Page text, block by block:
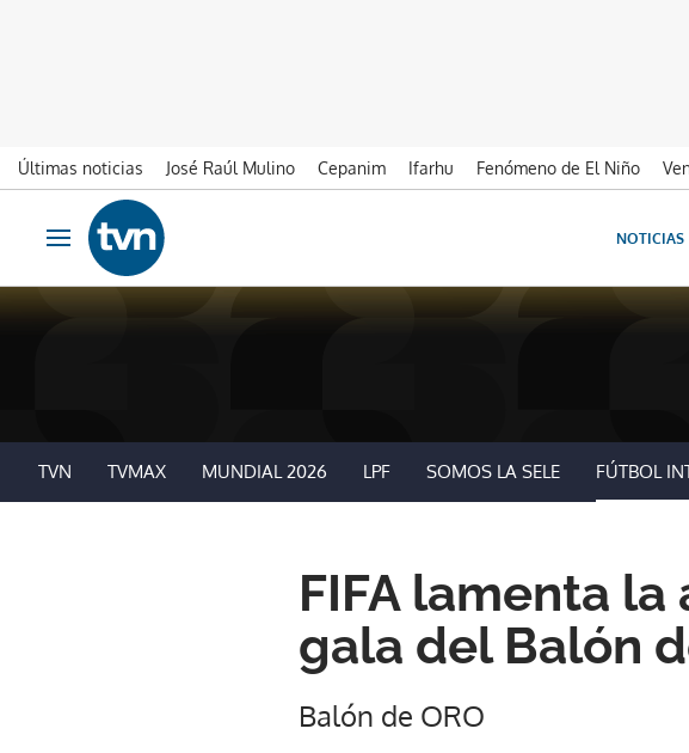
Últimas noticias José Raúl Mulino Cepanim Ifarhu Fenómeno de El Niño
Ir al contenido
Obrir navegació
NOTICIAS
TVN TVMAX MUNDIAL 2026 LPF SOMOS LA SELE FÚTBOL
FIFA lamenta
gala del Balón
Balón de ORO